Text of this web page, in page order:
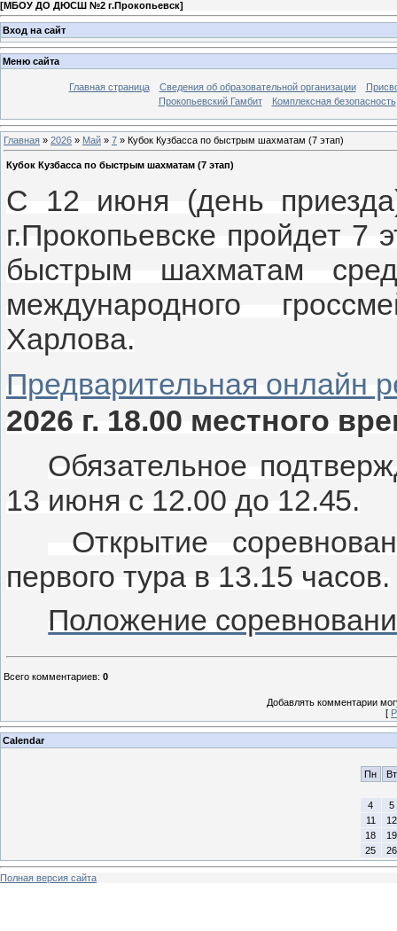
[МБОУ ДО ДЮСШ №2 г.Прокопьевск]
Вход на сайт
Меню сайта
Главная страница Сведения об образовательной организации
Прокопьевский Гамбит
Комплексная безопасность
Главная » 2026 » Май » 7 » Кубок Кузбасса по быстрым шахматам (7 этап)
Кубок Кузбасса по быстрым шахматам (7 этап)
С 12 июня (день
г.Прокопьевске пройдет 7
быстрым шахматам
международного
Харлова.
Предварительная онлайн
2026 г. 18.00 местного
Обязательное
13 июня с 12.00 до 12.45.
Открытие
первого тура в 13.15 часов.
Положение
Всего комментариев: 0
Добавлять комментарии
[
Calendar
Пн Вт
4
5
11
12
18
19
25
26
Полная версия сайта